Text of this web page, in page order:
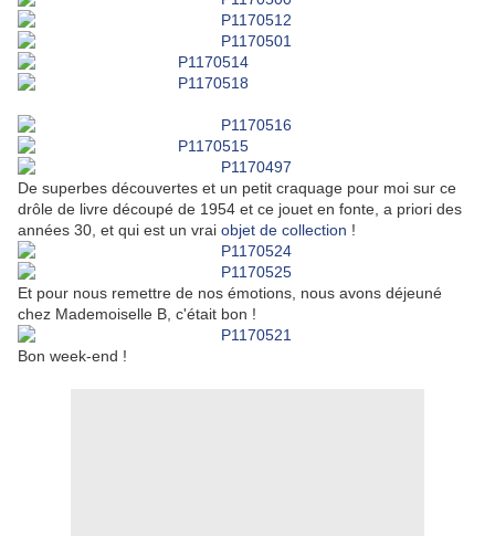
De superbes découvertes et un petit craquage pour moi sur ce
drôle de livre découpé de 1954 et ce jouet en fonte, a priori des
années 30, et qui est un vrai objet de collection !
Et pour nous remettre de nos émotions, nous avons déjeuné
chez Mademoiselle B, c'était bon !
Bon week-end !